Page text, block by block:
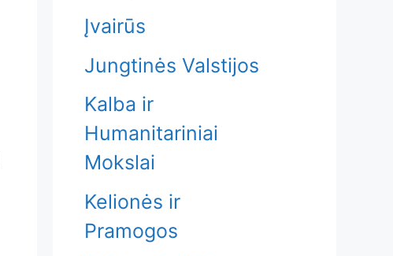
Įvairūs
Jungtinės Valstijos
Kalba ir
Humanitariniai
Mokslai
Kelionės ir
Pramogos